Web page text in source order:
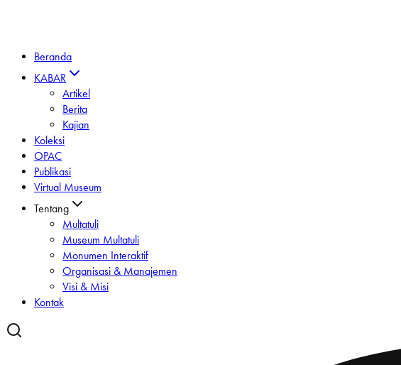
Beranda
KABAR
Artikel
Berita
Kajian
Koleksi
OPAC
Publikasi
Virtual Museum
Tentang
Multatuli
Museum Multatuli
Monumen Interaktif
Organisasi & Manajemen
Visi & Misi
Kontak